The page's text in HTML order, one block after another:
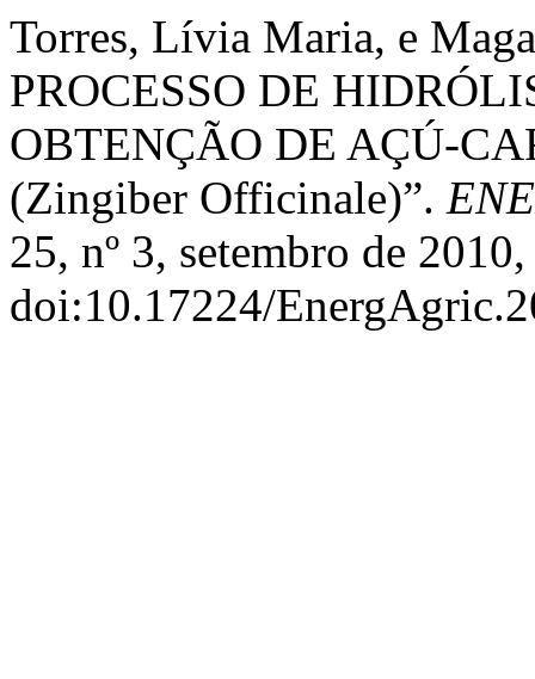
Torres, Lívia Maria, e
PROCESSO DE
OBTENÇÃO DE AÇÚ-
(Zingiber Officinale)”.
25, nº 3, setembro de
doi:10.17224/